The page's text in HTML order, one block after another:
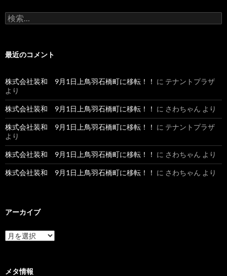
検
索
最近のコメント
株式会社装和 9月1日上鳥羽石橋町に移転！！ に テナントプラザ
より
株式会社装和 9月1日上鳥羽石橋町に移転！！ に さわちゃん より
株式会社装和 9月1日上鳥羽石橋町に移転！！ に テナントプラザ
より
株式会社装和 9月1日上鳥羽石橋町に移転！！ に さわちゃん より
株式会社装和 9月1日上鳥羽石橋町に移転！！ に さわちゃん より
アーカイブ
ア
ー
ブ
メタ情報